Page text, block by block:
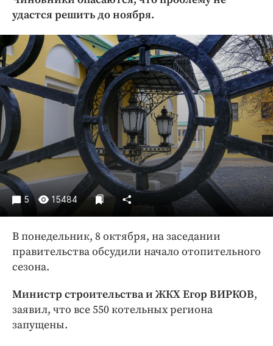
Недвижимость и ЖКХ
Образование
Общество
Погода
Праздники
Происшествия
Спорт
Экономика и бизнес
ПРОЕКТЫ
Издания
Медиаперсона
Клиника года
Бренд года
Работодатель года
удастся решить до ноября.
5 15484
В понедельник, 8 октября, на заседании
правительства обсудили начало отопительного
сезона.
Министр строительства и ЖКХ Егор ВИРКОВ,
заявил, что все 550 котельных региона
запущены.